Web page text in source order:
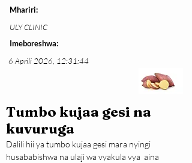
Mhariri:
ULY CLINIC
Imeboreshwa:
6 Aprili 2026, 12:31:44
Tumbo kujaa gesi na
kuvuruga
Dalili hii ya tumbo kujaa gesi mara nyingi
husababishwa na ulaji wa vyakula vya  aina